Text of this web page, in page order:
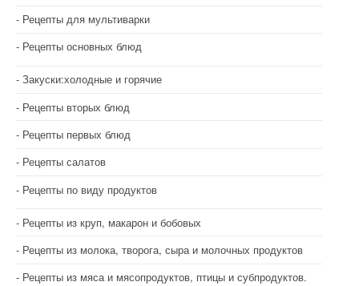
Рецепты для мультиварки
Рецепты основных блюд
Закуски:холодные и горячие
Рецепты вторых блюд
Рецепты первых блюд
Рецепты салатов
Рецепты по виду продуктов
Рецепты из круп, макарон и бобовых
Рецепты из молока, творога, сыра и молочных продуктов
Рецепты из мяса и мясопродуктов, птицы и субпродуктов.